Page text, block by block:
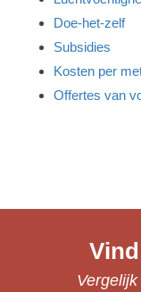
Doe-het-zelf
Subsidies
Kosten per
Offertes van